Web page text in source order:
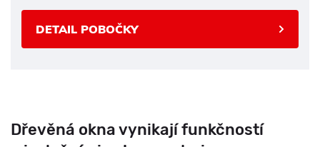
DETAIL POBOČKY
Dřevěná okna vynikají funkčností